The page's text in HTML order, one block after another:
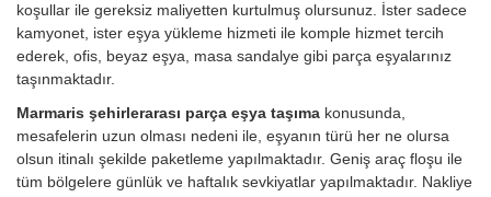
koşullar ile gereksiz maliyetten kurtulmuş olursunuz. İster sadece
kamyonet, ister eşya yükleme hizmeti ile komple hizmet tercih
ederek, ofis, beyaz eşya, masa sandalye gibi parça eşyalarınız
taşınmaktadır.
Marmaris şehirlerarası parça eşya taşıma konusunda,
mesafelerin uzun olması nedeni ile, eşyanın türü her ne olursa
olsun itinalı şekilde paketleme yapılmaktadır. Geniş araç floşu ile
tüm bölgelere günlük ve haftalık sevkiyatlar yapılmaktadır. Nakliye